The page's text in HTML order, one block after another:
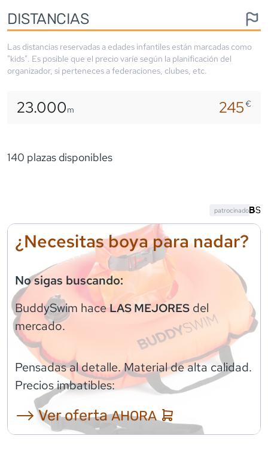
DISTANCIAS
Las distancias reservadas a edades infantiles están marcadas como
"kids". Es posible que el precio varíe según la planificación del
organizador, si perteneces a federaciones, clubes, etc.
23.000m 245€
140 plazas disponibles
¿Necesitas boya para nadar?
No sigas buscando:
BuddySwim haceLAS MEJORES del
mercado.
Pensadas al detalle. Material de alta calidad.
Precios imbatibles:
⟶ Ver ofertaAHORA
patrocinado